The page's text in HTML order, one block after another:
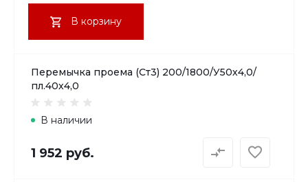
В корзину
Перемычка проема (Ст3) 200/1800/У50х4,0/
пл.40х4,0
В наличии
1 952 руб.